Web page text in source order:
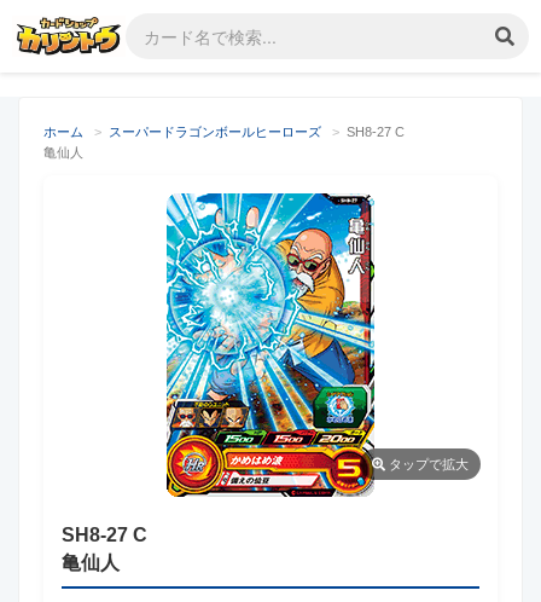
ホーム > スーパードラゴンボールヒーローズ > SH8-27 C
亀仙人
タップで拡大
SH8-27 C
亀仙人